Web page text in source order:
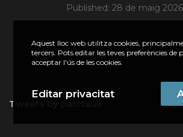
Published: 28 de maig 2026
Tweets by parctauli
Aquest lloc web utilitza cookies,
tercers. Pots editar les teves preferències de
acceptar l'ús de les cookies.
Editar privacitat